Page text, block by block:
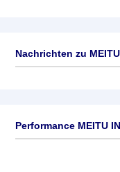
Nachrichten zu
Performance MEITU